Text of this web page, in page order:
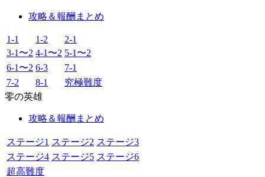
攻略＆報酬まとめ
1-1 1-2
2-1
3-1〜2 4-1〜2 5-1〜2
6-1〜2 6-3
7-1
7-2
8-1
究極難度
零の英雄
攻略＆報酬まとめ
ステージ1 ステージ2 ステージ3
ステージ4 ステージ5 ステージ6
超高難度